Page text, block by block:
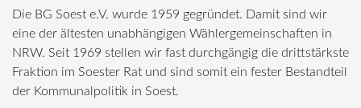
Die BG Soest e.V. wurde 1959 gegründet. Damit sind wir
eine der ältesten unabhängigen Wählergemeinschaften in
NRW. Seit 1969 stellen wir fast durchgängig die drittstärkste
Fraktion im Soester Rat und sind somit ein fester Bestandteil
der Kommunalpolitik in Soest.